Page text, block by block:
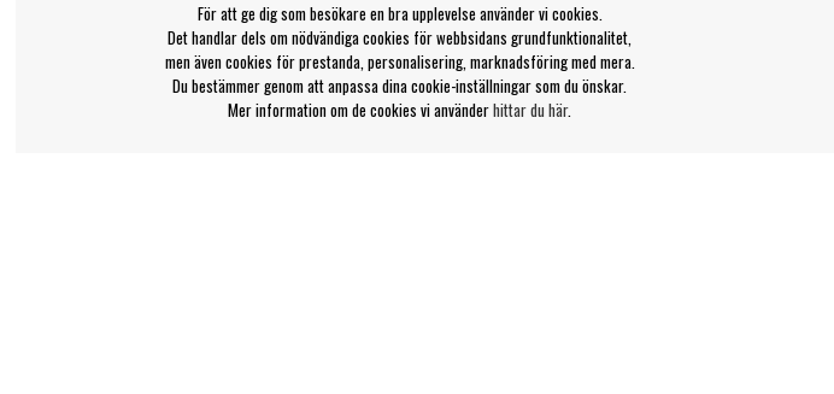
För att ge dig som besökare en bra upplevelse använder vi cookies.
Det handlar dels om nödvändiga cookies för webbsidans grundfunktionalitet,
men även cookies för prestanda, personalisering, marknadsföring med mera.
Du bestämmer genom att anpassa dina cookie-inställningar som du önskar.
Mer information om de cookies vi använderhittar du här.